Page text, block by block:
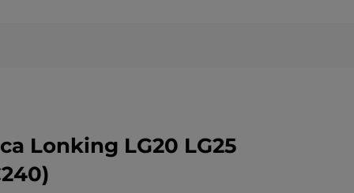
Lonking LG20 LG25